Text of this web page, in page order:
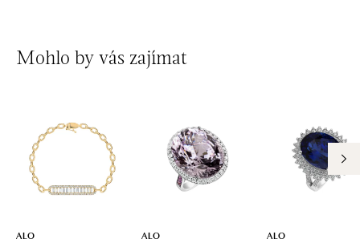
Mohlo by vás zajímat
ALO
ALO
ALO